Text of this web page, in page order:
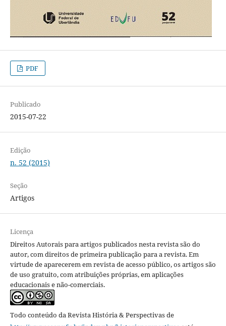
PDF
Publicado
2015-07-22
Edição
n. 52 (2015)
Seção
Artigos
Licença
Direitos Autorais para artigos publicados nesta revista são do
autor, com direitos de primeira publicação para a revista. Em
virtude de aparecerem em revista de acesso público, os artigos são
de uso gratuito, com atribuições próprias, em aplicações
educacionais e não-comerciais.
Todo conteúdo da Revista História & Perspectivasde